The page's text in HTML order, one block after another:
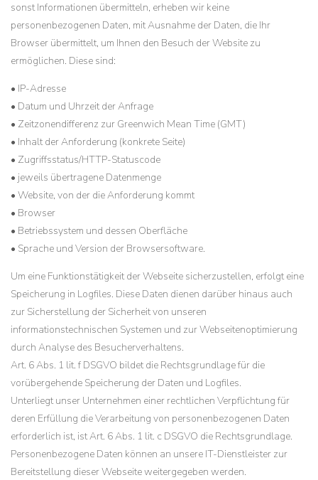
sonst Informationen übermitteln, erheben wir keine
personenbezogenen Daten, mit Ausnahme der Daten, die Ihr
Browser übermittelt, um Ihnen den Besuch der Website zu
ermöglichen. Diese sind:
• IP-Adresse
• Datum und Uhrzeit der Anfrage
• Zeitzonendifferenz zur Greenwich Mean Time (GMT)
• Inhalt der Anforderung (konkrete Seite)
• Zugriffsstatus/HTTP-Statuscode
• jeweils übertragene Datenmenge
• Website, von der die Anforderung kommt
• Browser
• Betriebssystem und dessen Oberfläche
• Sprache und Version der Browsersoftware.
Um eine Funktionstätigkeit der Webseite sicherzustellen, erfolgt eine
Speicherung in Logfiles. Diese Daten dienen darüber hinaus auch
zur Sicherstellung der Sicherheit von unseren
informationstechnischen Systemen und zur Webseitenoptimierung
durch Analyse des Besucherverhaltens.
Art. 6 Abs. 1 lit. f DSGVO bildet die Rechtsgrundlage für die
vorübergehende Speicherung der Daten und Logfiles.
Unterliegt unser Unternehmen einer rechtlichen Verpflichtung für
deren Erfüllung die Verarbeitung von personenbezogenen Daten
erforderlich ist, ist Art. 6 Abs. 1 lit. c DSGVO die Rechtsgrundlage.
Personenbezogene Daten können an unsere IT-Dienstleister zur
Bereitstellung dieser Webseite weitergegeben werden.